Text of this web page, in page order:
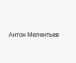
Антон Мелентьев